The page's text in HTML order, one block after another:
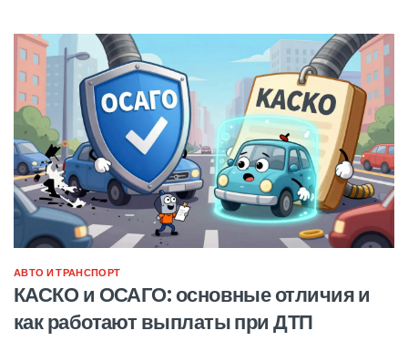
АВТО И ТРАНСПОРТ
КАСКО и ОСАГО: основные отличия и
как работают выплаты при ДТП